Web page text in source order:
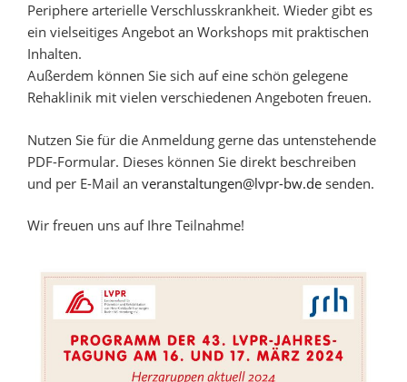
Periphere arterielle Verschlusskrankheit. Wieder gibt es
ein vielseitiges Angebot an Workshops mit praktischen
Inhalten.
Außerdem können Sie sich auf eine schön gelegene
Rehaklinik mit vielen verschiedenen Angeboten freuen.
Nutzen Sie für die Anmeldung gerne das untenstehende
PDF-Formular. Dieses können Sie direkt beschreiben
und per E-Mail an veranstaltungen@lvpr-bw.de senden.
Wir freuen uns auf Ihre Teilnahme!